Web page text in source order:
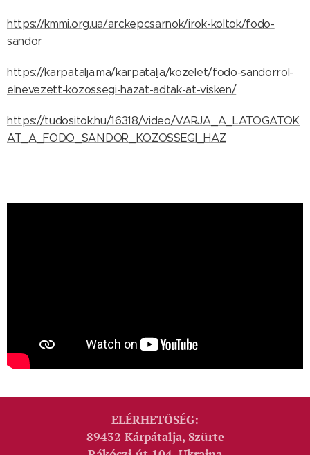
https://kmmi.org.ua/arckepcsarnok/irok-koltok/fodo-
sandor
https://karpatalja.ma/karpatalja/kozelet/fodo-sandorrol-
elnevezett-kozossegi-hazat-adtak-at-visken/
https://tudositok.hu/16318/video/VARJA_A_LATOGATOK
AT_A_FODO_SANDOR_KOZOSSEGI_HAZ
ELÉRHETŐSÉG:
89432 Kárpátalja, Szürte